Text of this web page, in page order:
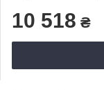
10 518 ₴